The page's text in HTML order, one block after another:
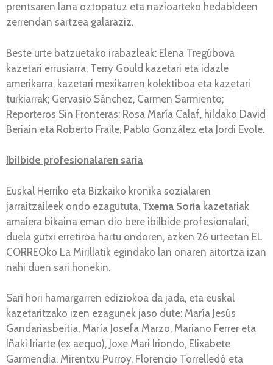
prentsaren lana oztopatuz eta nazioarteko hedabideen
zerrendan sartzea galaraziz.
Beste urte batzuetako irabazleak: Elena Tregúbova
kazetari errusiarra, Terry Gould kazetari eta idazle
amerikarra, kazetari mexikarren kolektiboa eta kazetari
turkiarrak; Gervasio Sánchez, Carmen Sarmiento;
Reporteros Sin Fronteras; Rosa María Calaf, hildako David
Beriain eta Roberto Fraile, Pablo González eta Jordi Evole.
Ibilbide profesionalaren saria
Euskal Herriko eta Bizkaiko kronika sozialaren
jarraitzaileek ondo ezagututa, Txema Soria kazetariak
amaiera bikaina eman dio bere ibilbide profesionalari,
duela gutxi erretiroa hartu ondoren, azken 26 urteetan EL
CORREOko La Mirillatik egindako lan onaren aitortza izan
nahi duen sari honekin.
Sari hori hamargarren ediziokoa da jada, eta euskal
kazetaritzako izen ezagunek jaso dute: María Jesús
Gandariasbeitia, María Josefa Marzo, Mariano Ferrer eta
Iñaki Iriarte (ex aequo), Joxe Mari Iriondo, Elixabete
Garmendia, Mirentxu Purroy, Florencio Torrelledó eta